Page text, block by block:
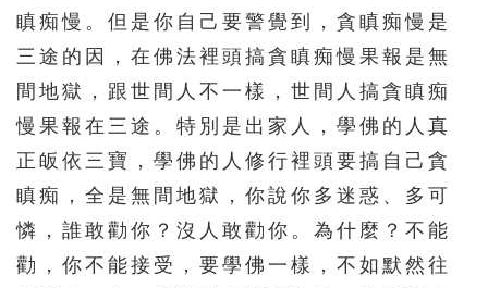
瞋痴慢。但是你自己要警覺到，貪瞋痴慢是
三途的因，在佛法裡頭搞貪瞋痴慢果報是無
間地獄，跟世間人不一樣，世間人搞貪瞋痴
慢果報在三途。特別是出家人，學佛的人真
正皈依三寶，學佛的人修行裡頭要搞自己貪
瞋痴，全是無間地獄，你說你多迷惑、多可
憐，誰敢勸你？沒人敢勸你。為什麼？不能
勸，你不能接受，要學佛一樣，不如默然往